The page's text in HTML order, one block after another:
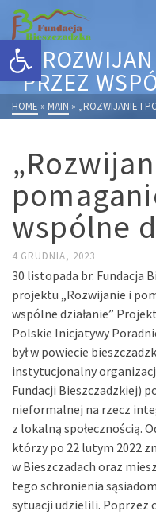
Otwórz pasek narzędzi
PRZEZ
HOME » MAIN » „ROZWIJANIE I
wspólne
4 GRUDNIA, 2023
30 listopada br. Fundacja
projektu „Rozwijanie i
wspólne działanie”
Polskie Inicjatywy
był w powiecie
instytucjonalny
Fundacji Bieszczadzkiej)
nieformalnej na rzecz
z lokalną społecznością.
którzy po 22 lutym 2022
w Bieszczadach oraz
tego schronienia
sytuacji udzielili. Poprzez